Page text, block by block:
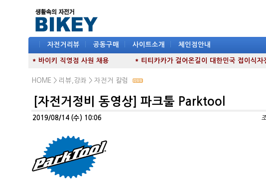
자전거리뷰 공동구매 사이트소개 체인점안내
* 바이키 직영점 사원 채용 * 티티카카가 걸어온길이 대한민국 접이식
HOME > 리뷰,강좌 > 자전거 칼럼
[자전거정비 동영상] 파크툴 Parktool
2019/08/14 (수) 10:06